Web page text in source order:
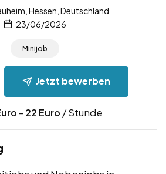
Hessen, Deutschland
23/06/2026
Minijob
Jetzt bewerben
- 22 Euro / Stunde